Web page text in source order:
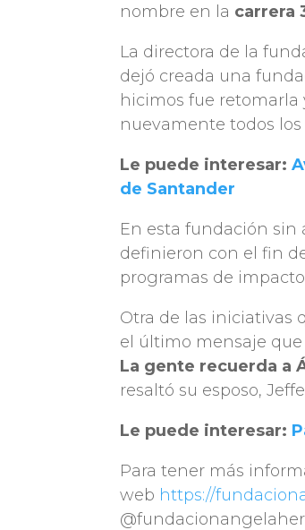
nombre en la carrera
La directora de la
dejó creada una
hicimos fue retomarla
nuevamente todos
Le puede interesar:
de Santander
En esta fundación sin
definieron con el fin
programas de
Otra de las iniciativas
el último mensaje
La gente recuerda a
resaltó su esposo,
Le puede interesar:
Para tener más
web https://